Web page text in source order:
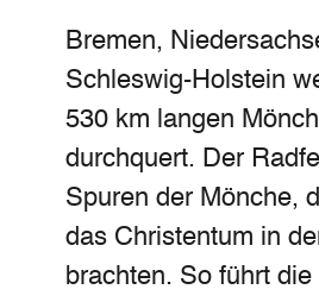
Bremen,
Schleswig-Holstein
530 km langen
durchquert. Der
Spuren der Mönche,
das Christentum in
brachten. So führt